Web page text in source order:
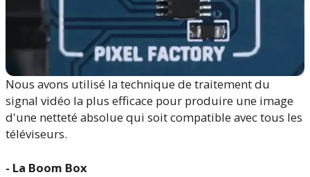
Nous avons utilisé la technique de traitement du
signal vidéo la plus efficace pour produire une image
d'une netteté absolue qui soit compatible avec tous les
téléviseurs.
- La Boom Box